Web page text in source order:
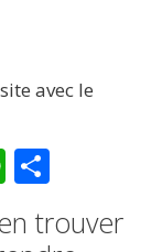
avec le
W
at ta
trouver